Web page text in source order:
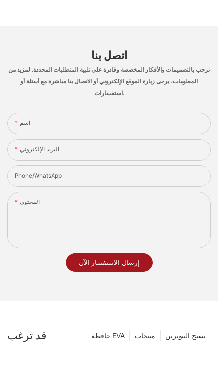
اتصل بنا
نرحب بالتصميمات والأفكار المخصصة وقادرة على تلبية المتطلبات المحددة. لمزيد من
المعلومات، يرجى زيارة الموقع الإلكتروني أو الاتصال بنا مباشرة مع أسئلة أو
استفسارات.
اسم
البريد الإلكتروني
Phone/whatsApp
المحتوى
إرسال الاستفسار الآن
قد ترغب نسيج النيوبرين منتجات حافظة EVA